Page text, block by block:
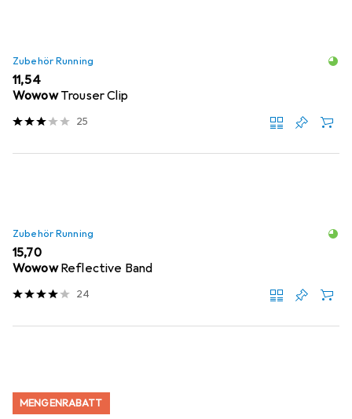
Zubehör Running
EUR
11,54
Wowow Trouser Clip
25
Zubehör Running
EUR
15,70
Wowow Reflective Band
24
MENGENRABATT